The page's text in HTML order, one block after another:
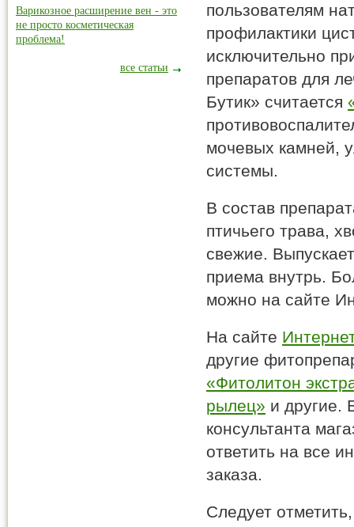
пользователям
профилактики
исключительно
препаратов для
Бутик» считается
мочевых камней,
системы.
В состав
птичьего трава,
свежие.
приема внутрь.
можно на сайте
На сайте
другие
«Фитолитон
рылец» и другие.
консультанта
ответить на все
заказа.
Следует
Варикозное расширение вен - это
не просто косметическая
проблема!
все статьи